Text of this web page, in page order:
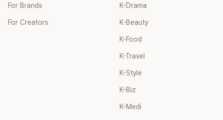
For Brands
For Creators
K-Drama
K-Beauty
K-Food
K-Travel
K-Style
K-Biz
K-Medi